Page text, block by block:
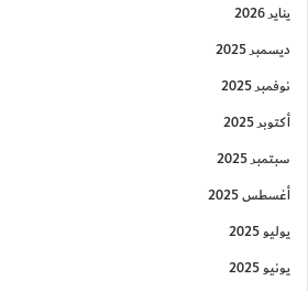
يناير 2026
ديسمبر 2025
نوفمبر 2025
أكتوبر 2025
سبتمبر 2025
أغسطس 2025
يوليو 2025
يونيو 2025